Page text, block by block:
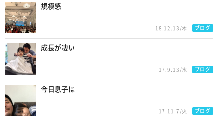
規模感
18.12.13/木 ブログ
成長が凄い
17.9.13/水 ブログ
今日息子は
17.11.7/火 ブログ